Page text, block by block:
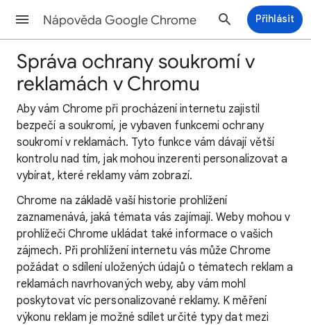
Nápověda Google Chrome Přihlásit
Správa ochrany soukromí v
reklamách v Chromu
Aby vám Chrome při procházení internetu zajistil
bezpečí a soukromí, je vybaven funkcemi ochrany
soukromí v reklamách. Tyto funkce vám dávají větší
kontrolu nad tím, jak mohou inzerenti personalizovat a
vybírat, které reklamy vám zobrazí.
Chrome na základě vaší historie prohlížení
zaznamenává, jaká témata vás zajímají. Weby mohou v
prohlížeči Chrome ukládat také informace o vašich
zájmech. Při prohlížení internetu vás může Chrome
požádat o sdílení uložených údajů o tématech reklam a
reklamách navrhovaných weby, aby vám mohl
poskytovat víc personalizované reklamy. K měření
výkonu reklam je možné sdílet určité typy dat mezi